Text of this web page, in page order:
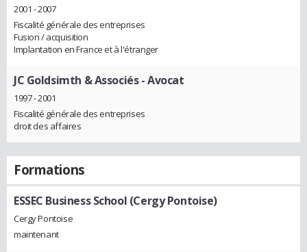
2001 - 2007
Fiscalité générale des entreprises
Fusion / acquisition
Implantation en France et à l'étranger
JC Goldsimth & Associés- Avocat
1997 - 2001
Fiscalité générale des entreprises
droit des affaires
Formations
ESSEC Business School (Cergy Pontoise)
Cergy Pontoise
maintenant